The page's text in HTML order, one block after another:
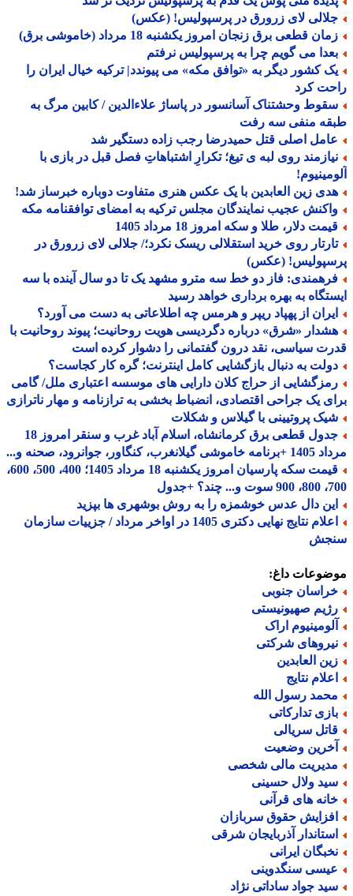
لای زرورق در پرسپولیس! (عکس)
قطعی برق زنجان امروز یکشنبه 18 مرداد (خاموشی برق)
می گویم چرا به پرسپولیس نرفتم
کشور دیگر به «توافق مکه» می پیوندد| ترکیه خیال ایران را
کرد
وحشتناک آسانسور در پاساژ علاءالدین / کابین مرگ به
منفی سه رفت
اصلی قتل حمیدرضا رجب زاده دستگیر شد
روی لبه ی تیغ؛ تکرارِ اشتباهاتِ فصل قبل در بازی با
زین العابدین با یک عکس هنری متفاوت دوباره خبرساز شد!
عجیب نمایندگان مجلس ترکیه به امضای توافقنامه مکه
دلار، طلا و سکه امروز 18 مرداد 1405
روی خرید استقلالی ریسک نکرد؛/ جلالی لای زرورق در
(عکس)
فاز دو خط سه مترو مشهد یک تا دو سال آینده با سه
به بهره برداری خواهد رسید
از پهپاد ریپر و هرمس چه اطلاعاتی به دست می آورد؟
«شرق» درباره دگردیسی هویت روحانیت؛ پیوند روحانیت با
سیاسی، نقد درون گفتمانی را دشوار کرده است
به دنبال بازگشایی کامل اینترنت؛ گره کار کجاست؟
از حراج کلان دارایی های موسسه اعتباری ملل/ گامی
یک جراحی اقتصادی، انضباط بخشی به ترازنامه و مهار ناترازی
پروتیینی با گیلاس و شکلات
جدول قطعی برق کرمانشاه، اسلام آباد غرب و سنقر امروز 18
کنگاور، جوانرود، صحنه و...
قیمت سکه پارسیان امروز یکشنبه 18 مرداد 1405؛ 400، 500، 600،
دال عدس خوشمزه را به روش بوشهری ها بپزید
اعلام نتایج نهایی دکتری 1405 در اواخر مرداد / جزییات سازمان
داغ:
جنوبی
صهیونیستی
اراک
شرکتی
العابدین
نتایج
رسول الله
تدارکاتی
سریالی
وضعیت
مالی شخصی
ولال حسینی
های قرآنی
حقوق سربازان
آذربایجان شرقی
ایرانی
سنگدوینی
جواد ساداتی نژاد